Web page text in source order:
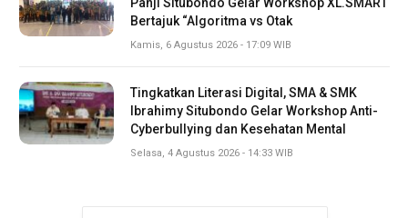
Bertajuk “Algoritma vs Otak
Kamis, 6 Agustus 2026 - 17:09 WIB
Tingkatkan Literasi Digital, SMA & SMK
Ibrahimy Situbondo Gelar Workshop Anti-
Cyberbullying dan Kesehatan Mental
Selasa, 4 Agustus 2026 - 14:33 WIB